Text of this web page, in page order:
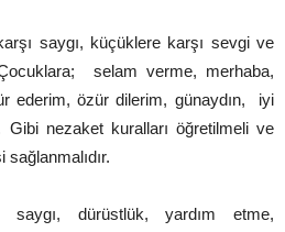
saygı, küçüklere karşı sevgi ve
selam verme, merhaba,
ederim, özür dilerim, günaydın, iyi
Gibi nezaket kuralları öğretilmeli ve
saygı, dürüstlük, yardım etme,